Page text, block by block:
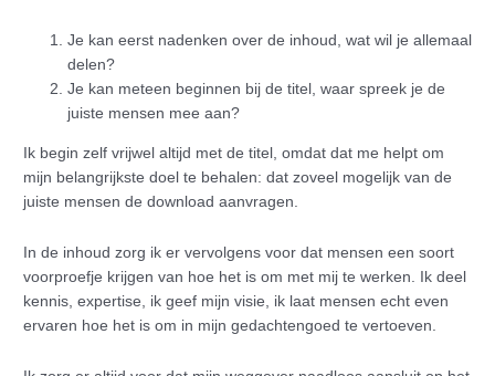
Je kan eerst nadenken over de inhoud, wat wil je allemaal
delen?
Je kan meteen beginnen bij de titel, waar spreek je de
juiste mensen mee aan?
Ik begin zelf vrijwel altijd met de titel, omdat dat me helpt om
mijn belangrijkste doel te behalen: dat zoveel mogelijk van de
juiste mensen de download aanvragen.
In de inhoud zorg ik er vervolgens voor dat mensen een soort
voorproefje krijgen van hoe het is om met mij te werken. Ik deel
kennis, expertise, ik geef mijn visie, ik laat mensen echt even
ervaren hoe het is om in mijn gedachtengoed te vertoeven.